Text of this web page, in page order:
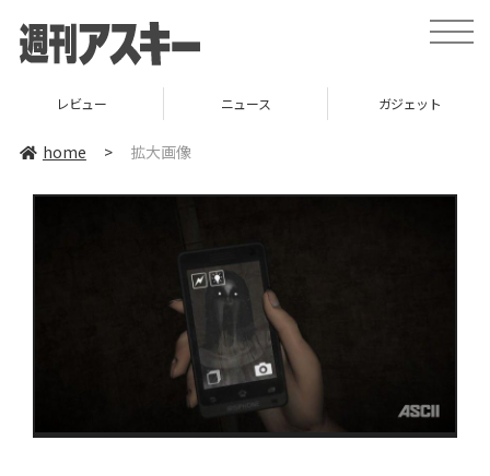
toggle
レビュー ニュース ガジェット
home > 拡大画像